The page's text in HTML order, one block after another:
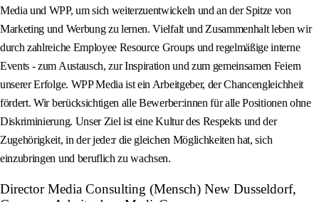
Media und WPP, um sich weiterzuentwickeln und an der Spitze von
Marketing und Werbung zu lernen. Vielfalt und Zusammenhalt leben wir
durch zahlreiche Employee Resource Groups und regelmäßige interne
Events - zum Austausch, zur Inspiration und zum gemeinsamen Feiern
unserer Erfolge. WPP Media ist ein Arbeitgeber, der Chancengleichheit
fördert. Wir berücksichtigen alle Bewerber:innen für alle Positionen ohne
Diskriminierung. Unser Ziel ist eine Kultur des Respekts und der
Zugehörigkeit, in der jede:r die gleichen Möglichkeiten hat, sich
einzubringen und beruflich zu wachsen.
Director Media Consulting (Mensch) New Dusseldorf,